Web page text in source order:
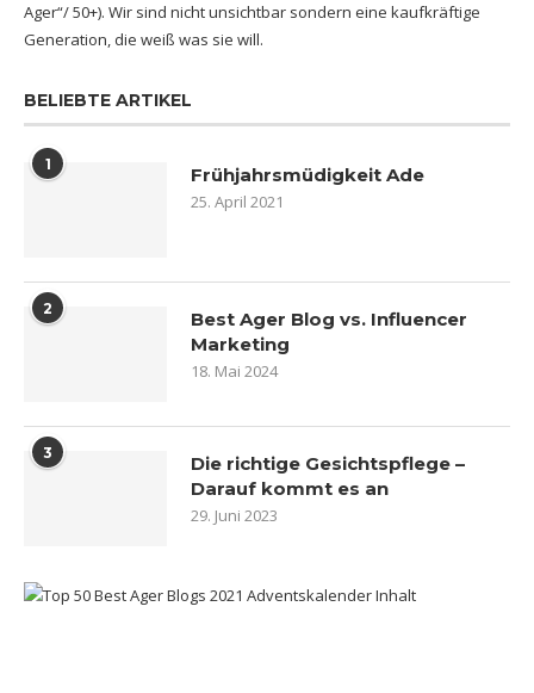
Ager“/ 50+). Wir sind nicht unsichtbar sondern eine kaufkräftige
Generation, die weiß was sie will.
BELIEBTE ARTIKEL
1 Frühjahrsmüdigkeit Ade
25. April 2021
2
Best Ager Blog vs. Influencer
Marketing
18. Mai 2024
3
Die richtige Gesichtspflege –
Darauf kommt es an
29. Juni 2023